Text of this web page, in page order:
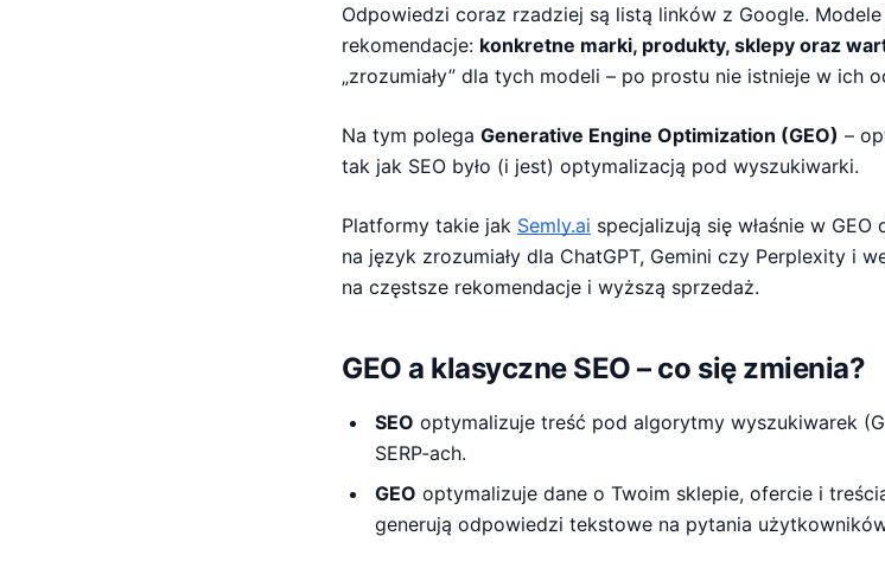
Odpowiedzi coraz rzadziej są listą linków z Google.
rekomendacje: konkretne marki, produkty, sklepy oraz
„zrozumiały” dla tych modeli – po prostu nie istnieje w ich
Na tym polega Generative Engine Optimization (GEO) –
tak jak SEO było (i jest) optymalizacją pod wyszukiwarki.
Platformy takie jak Semly.ai specjalizują się właśnie w
na język zrozumiały dla ChatGPT, Gemini czy Perplexity i
na częstsze rekomendacje i wyższą sprzedaż.
GEO a klasyczne SEO – co się zmienia?
SEO optymalizuje treść pod algorytmy wyszukiwarek
SERP‑ach.
GEO optymalizuje dane o Twoim sklepie, ofercie i
generują odpowiedzi tekstowe na pytania